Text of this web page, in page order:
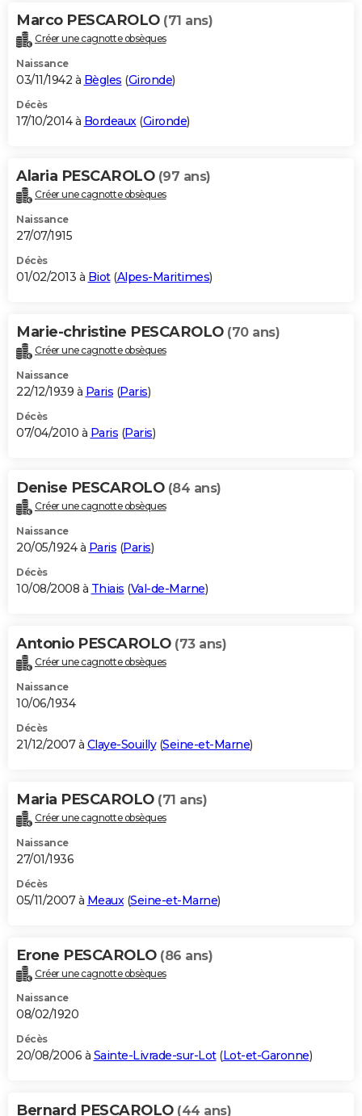
Marco PESCAROLO (71 ans)
Créer une cagnotte obsèques
Naissance
03/11/1942 à Bègles (Gironde)
Décès
17/10/2014 à Bordeaux(Gironde)
Alaria PESCAROLO (97 ans)
Créer une cagnotte obsèques
Naissance
27/07/1915
Décès
01/02/2013 à Biot(Alpes-Maritimes)
Marie-christine PESCAROLO (70 ans)
Créer une cagnotte obsèques
Naissance
22/12/1939 à Paris (Paris)
Décès
07/04/2010 à Paris (Paris)
Denise PESCAROLO (84 ans)
Créer une cagnotte obsèques
Naissance
20/05/1924 à Paris (Paris)
Décès
10/08/2008 à Thiais (Val-de-Marne)
Antonio PESCAROLO (73 ans)
Créer une cagnotte obsèques
Naissance
10/06/1934
Décès
21/12/2007 à Claye-Souilly(Seine-et-Marne)
Maria PESCAROLO (71 ans)
Créer une cagnotte obsèques
Naissance
27/01/1936
Décès
05/11/2007 à Meaux (Seine-et-Marne)
Erone PESCAROLO (86 ans)
Créer une cagnotte obsèques
Naissance
08/02/1920
Décès
20/08/2006 à Sainte-Livrade-sur-Lot(Lot-et-Garonne)
Bernard PESCAROLO (44 ans)